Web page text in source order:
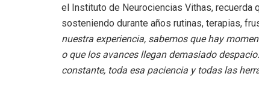
el Instituto de Neurociencias Vithas,
sosteniendo durante años rutinas, terapias,
nuestra experiencia, sabemos que hay
o que los avances llegan demasiado
constante, toda esa paciencia y todas las